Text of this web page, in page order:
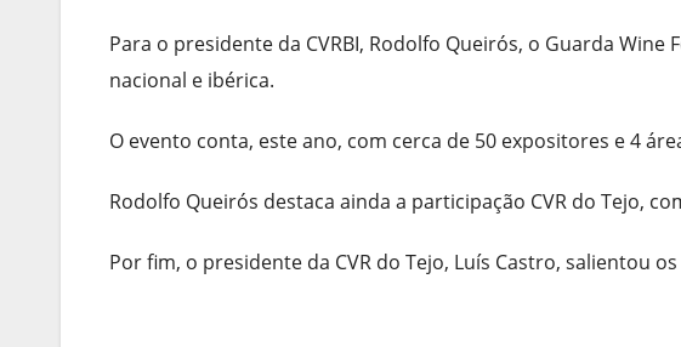
Para o presidente da CVRBI, Rodolfo Queirós, o Guarda
nacional e ibérica.
O evento conta, este ano, com cerca de 50 expositores e 4
Rodolfo Queirós destaca ainda a participação CVR do Tejo,
Por fim, o presidente da CVR do Tejo, Luís Castro, salientou